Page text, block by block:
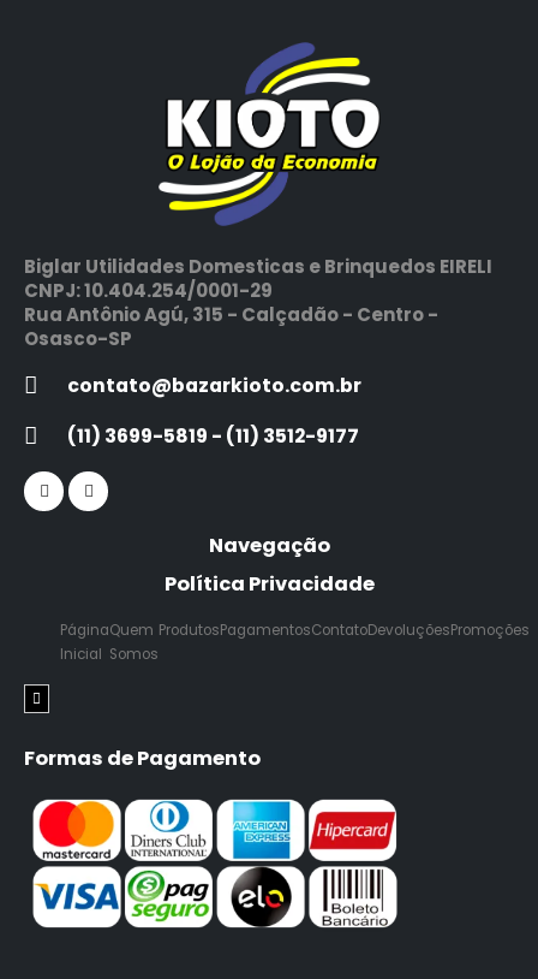
Biglar Utilidades Domesticas e Brinquedos EIRELI
CNPJ: 10.404.254/0001-29
Rua Antônio Agú, 315 - Calçadão - Centro -
Osasco-SP
contato@bazarkioto.com.br
(11) 3699-5819 - (11) 3512-9177
Navegação
Política Privacidade
Página
Inicial
Quem
Somos
ProdutosPagamentosContatoDevoluçõesPromoções
Menu de alternância de hambúrguer
Formas de Pagamento